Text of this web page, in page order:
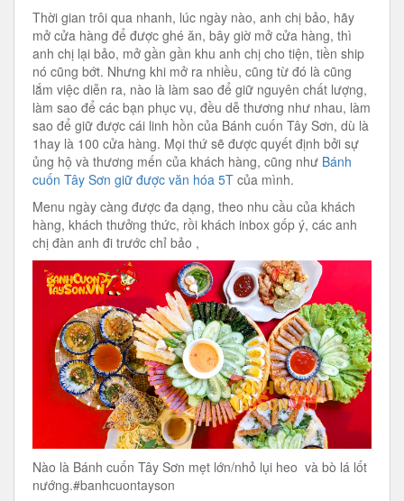
Thời gian trôi qua nhanh, lúc ngày nào, anh chị bảo, hãy
mở cửa hàng để được ghé ăn, bây giờ mở cửa hàng, thì
anh chị lại bảo, mở gần gần khu anh chị cho tiện, tiền ship
nó cũng bớt. Nhưng khi mở ra nhiều, cũng từ đó là cũng
lắm việc diễn ra, nào là làm sao để giữ nguyên chất lượng,
làm sao để các bạn phục vụ, đều dễ thương như nhau, làm
sao để giữ được cái linh hồn của Bánh cuốn Tây Sơn, dù là
1hay là 100 cửa hàng. Mọi thứ sẽ được quyết định bởi sự
ủng hộ và thương mến của khách hàng, cũng như Bánh
cuốn Tây Sơn giữ được văn hóa 5T của mình.
Menu ngày càng được đa dạng, theo nhu cầu của khách
hàng, khách thưởng thức, rồi khách inbox gốp ý, các anh
chị đàn anh đi trước chỉ bảo ,
Nào là Bánh cuốn Tây Sơn mẹt lớn/nhỏ lụi heo và bò lá lốt
nướng.#banhcuontayson